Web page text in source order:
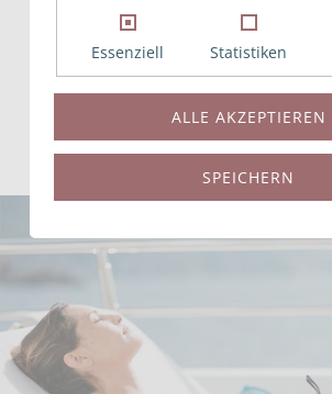
Essenziell Statistiken
ALLE AKZEPTIEREN
SPEICHERN
MEHR ERFAHREN
FINDEN SIE DIE PERFEKTE YACHT